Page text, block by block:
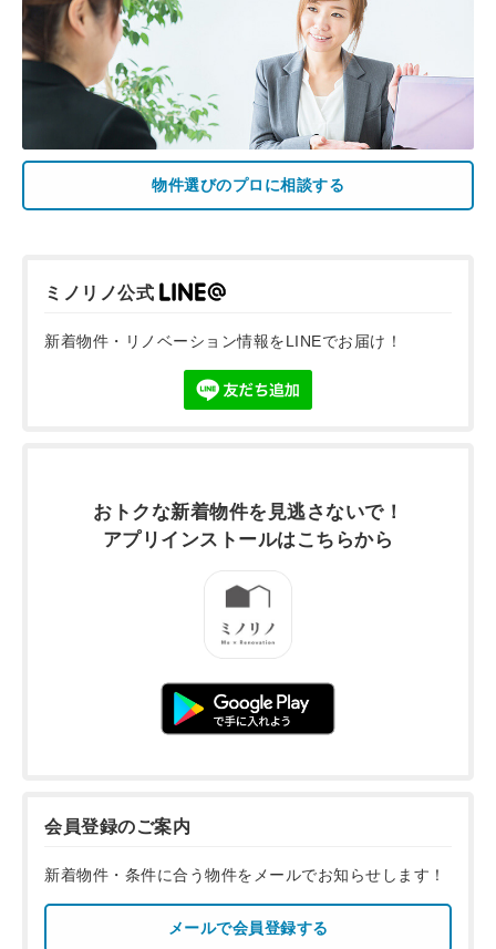
物件選びのプロに相談する
ミノリノ公式
新着物件・リノベーション情報をLINEでお届け！
おトクな新着物件を 見逃さないで！
アプリインストールはこちらから
会員登録のご案内
新着物件・条件に合う物件をメールでお知らせします！
メールで会員登録する